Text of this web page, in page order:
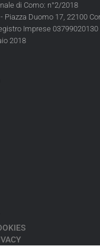
di Como: n°2/2018
Piazza Duomo 17, 22100
Imprese 03799020130
2018